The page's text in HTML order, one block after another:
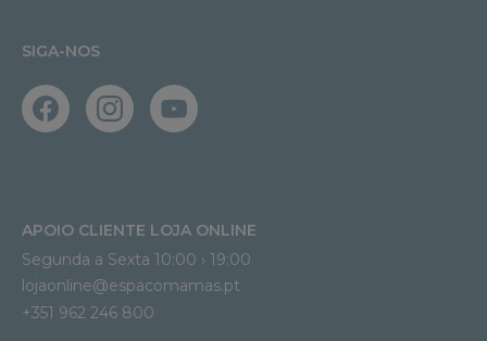
SIGA-NOS
APOIO CLIENTE LOJA ONLINE
Segunda a Sexta 10:00 › 19:00
lojaonline@espacomamas.pt
+351 962 246 800